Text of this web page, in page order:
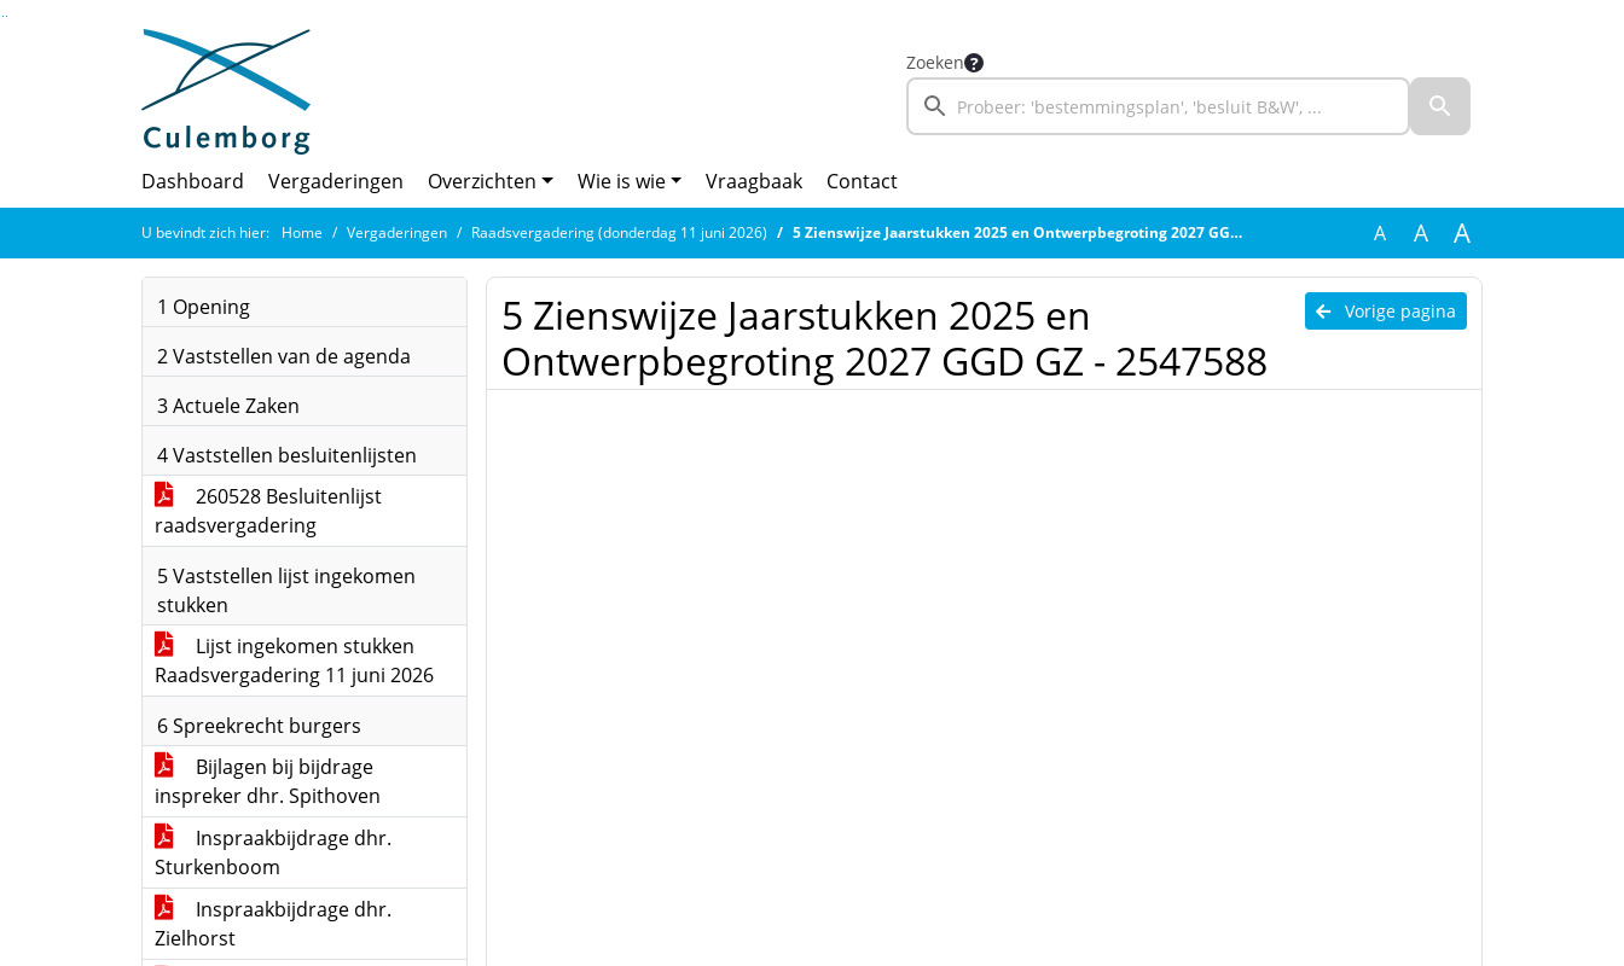
Ga naar de inhoud van deze pagina
Ga naar het zoeken
Ga naar het menu
Zoeken
Dashboard Vergaderingen Overzichten Wie is wie Vraagbaak Contact
U bevindt zich hier: Home Vergaderingen Raadsvergadering (donderdag 11 juni 2026) 5 Zienswijze Jaarstukken 2025 en Ontwerpbegroting 2027 GGD GZ - 2547588 A A A
1 Opening
2 Vaststellen van de agenda
3 Actuele Zaken
4 Vaststellen besluitenlijsten
260528 Besluitenlijst
raadsvergadering
5 Vaststellen lijst ingekomen
stukken
Lijst ingekomen stukken
Raadsvergadering 11 juni 2026
6 Spreekrecht burgers
Bijlagen bij bijdrage
inspreker dhr. Spithoven
Inspraakbijdrage dhr.
Sturkenboom
Inspraakbijdrage dhr.
Zielhorst
Vorige pagina
5 Zienswijze Jaarstukken 2025 en
Ontwerpbegroting 2027 GGD GZ - 2547588